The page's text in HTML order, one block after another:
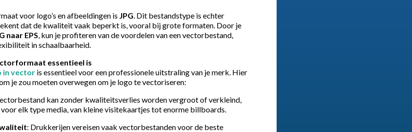
voor logo’s en afbeeldingen is JPG. Dit bestandstype is echter
dat de kwaliteit vaak beperkt is, vooral bij grote formaten. Door je
naar EPS, kun je profiteren van de voordelen van een vectorbestand,
in schaalbaarheid.
essentieel is
in vectoris essentieel voor een professionele uitstraling van je merk. Hier
je zou moeten overwegen om je logo te vectoriseren:
kan zonder kwaliteitsverlies worden vergroot of verkleind,
elk type media, van kleine visitekaartjes tot enorme billboards.
: Drukkerijen vereisen vaak vectorbestanden voor de beste